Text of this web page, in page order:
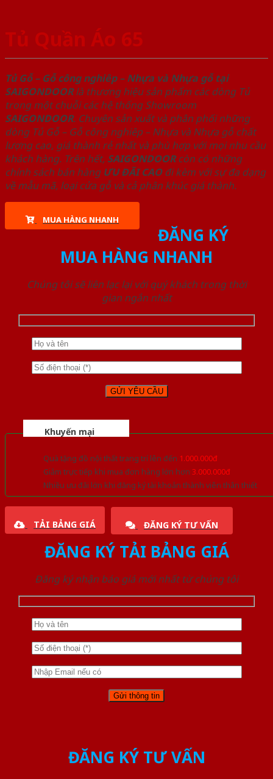
Tủ Quần Áo 65
Tủ Gỗ – Gỗ công nghiêp – Nhựa và Nhựa gỗ tại
SAIGONDOORlà thương hiệu sản phẩm các dòng Tủ
trong một chuỗi các hệ thống Showroom
SAIGONDOOR. Chuyên sản xuất và phân phối những
dòng Tủ Gỗ – Gỗ công nghiêp – Nhựa và Nhựa gỗ chất
lượng cao, giá thành rẻ nhất và phù hợp với mọi nhu cầu
khách hàng. Trên hết, SAIGONDOORcòn có những
chính sách bán hàng ƯU ĐÃI CAOđi kèm với sự đa dạng
về mẫu mã, loại cửa gỗ và cả phân khúc giá thành.
MUA HÀNG NHANH
ĐĂNG KÝ
MUA HÀNG NHANH
Chúng tôi sẽ liên lạc lại với quý khách trong thời
gian ngắn nhất
Khuyến mại
Quà tặng đồ nội thất trang trí lên đến 1.000.000đ
Giảm trực tiếp khi mua đơn hàng lớn hơn 3.000.000đ
Nhiều ưu đãi lớn khi đăng ký tài khoản thành viên thân thiết
TẢI BẢNG GIÁ ĐĂNG KÝ TƯ VẤN
ĐĂNG KÝ TẢI BẢNG GIÁ
Đăng ký nhận báo giá mới nhất từ chúng tôi
ĐĂNG KÝ TƯ VẤN